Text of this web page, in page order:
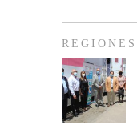
REGIONES